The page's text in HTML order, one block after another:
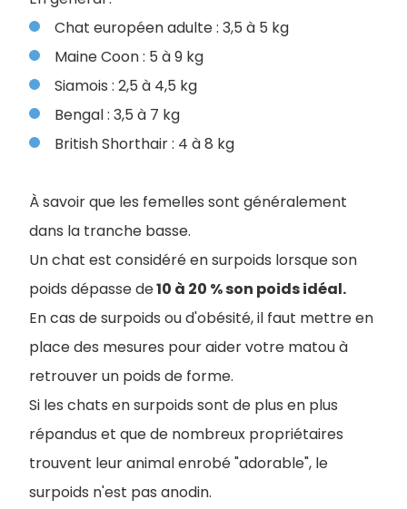
Chat européen adulte : 3,5 à 5 kg
Maine Coon : 5 à 9 kg
Siamois : 2,5 à 4,5 kg
Bengal : 3,5 à 7 kg
British Shorthair : 4 à 8 kg
À savoir que les femelles sont généralement
dans la tranche basse.
Un chat est considéré en surpoids lorsque son
poids dépasse de10 à 20 % son poids idéal.
En cas de surpoids ou d'obésité, il faut mettre en
place des mesures pour aider votre matou à
retrouver un poids de forme.
Si les chats en surpoids sont de plus en plus
répandus et que de nombreux propriétaires
trouvent leur animal enrobé "adorable", le
surpoids n'est pas anodin.